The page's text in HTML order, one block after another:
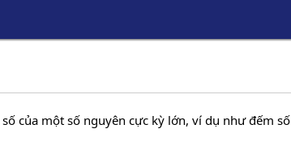
của một số nguyên cực kỳ lớn, ví dụ như đếm số